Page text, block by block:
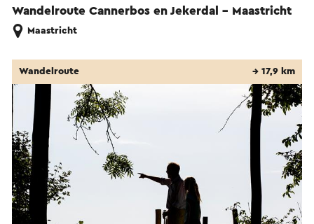
Wandelroute Cannerbos en Jekerdal - Maastricht
Maastricht
Wandelroute → 17,9 km